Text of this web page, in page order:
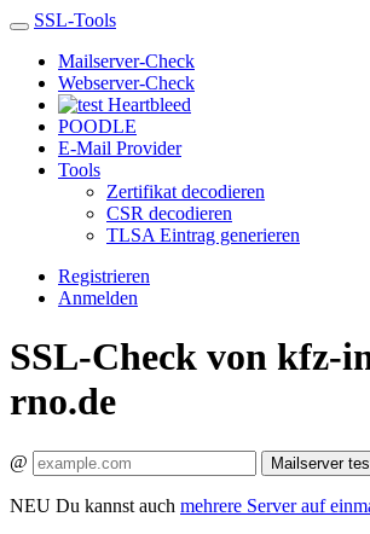
SSL-Tools
Mailserver-Check
Webserver-Check
Heartbleed
POODLE
E-Mail Provider
Tools
Zertifikat decodieren
CSR decodieren
TLSA Eintrag generieren
Registrieren
Anmelden
SSL-Check von kfz-
rno.de
@ Mailserver
NEU Du kannst auch mehrere Server auf